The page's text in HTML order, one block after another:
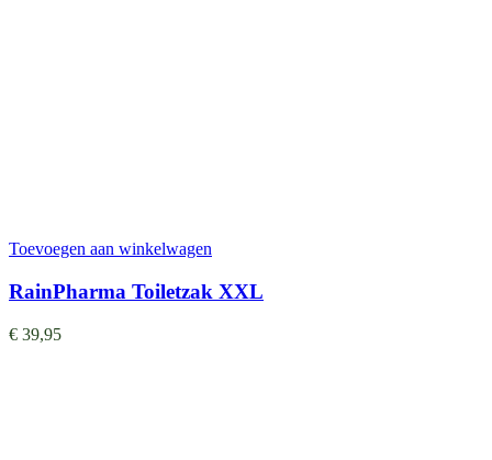
Toevoegen aan winkelwagen
RainPharma Toiletzak XXL
€ 39,95